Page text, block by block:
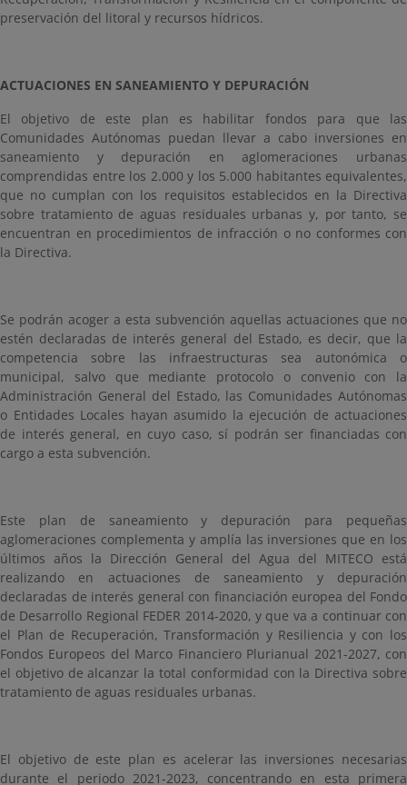
preservación del litoral y recursos hídricos.
ACTUACIONES EN SANEAMIENTO Y DEPURACIÓN
El objetivo de este plan es habilitar fondos para que las
Comunidades Autónomas puedan llevar a cabo inversiones en
saneamiento y depuración en aglomeraciones urbanas
comprendidas entre los 2.000 y los 5.000 habitantes equivalentes,
que no cumplan con los requisitos establecidos en la Directiva
sobre tratamiento de aguas residuales urbanas y, por tanto, se
encuentran en procedimientos de infracción o no conformes con
la Directiva.
Se podrán acoger a esta subvención aquellas actuaciones que no
estén declaradas de interés general del Estado, es decir, que la
competencia sobre las infraestructuras sea autonómica o
municipal, salvo que mediante protocolo o convenio con la
Administración General del Estado, las Comunidades Autónomas
o Entidades Locales hayan asumido la ejecución de actuaciones
de interés general, en cuyo caso, sí podrán ser financiadas con
cargo a esta subvención.
Este plan de saneamiento y depuración para pequeñas
aglomeraciones complementa y amplía las inversiones que en los
últimos años la Dirección General del Agua del MITECO está
realizando en actuaciones de saneamiento y depuración
declaradas de interés general con financiación europea del Fondo
de Desarrollo Regional FEDER 2014-2020, y que va a continuar con
el Plan de Recuperación, Transformación y Resiliencia y con los
Fondos Europeos del Marco Financiero Plurianual 2021-2027, con
el objetivo de alcanzar la total conformidad con la Directiva sobre
tratamiento de aguas residuales urbanas.
El objetivo de este plan es acelerar las inversiones necesarias
durante el periodo 2021-2023, concentrando en esta primera